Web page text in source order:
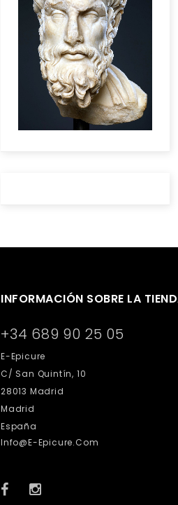
INFORMACIÓN SOBRE LA
+34 689 90 25 05
E-Epicure
C/ San Quintín, 10
28013 Madrid
Madrid
España
Info@e-Epicure.com